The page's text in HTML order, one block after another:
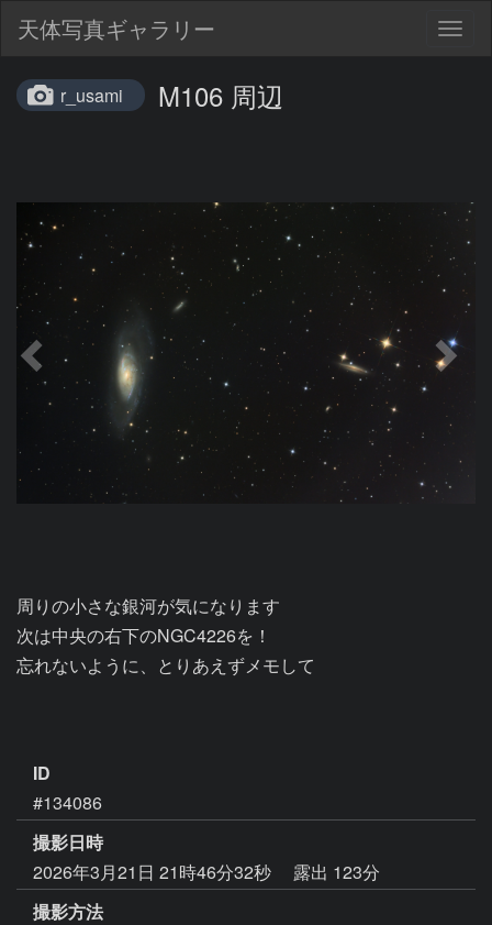
天体写真ギャラリー
r_usami M106 周辺
周りの小さな銀河が気になります
次は中央の右下のNGC4226を！
忘れないように、とりあえずメモして
ID
#134086
撮影日時
2026年3月21日 21時46分32秒
露出 123分
撮影方法